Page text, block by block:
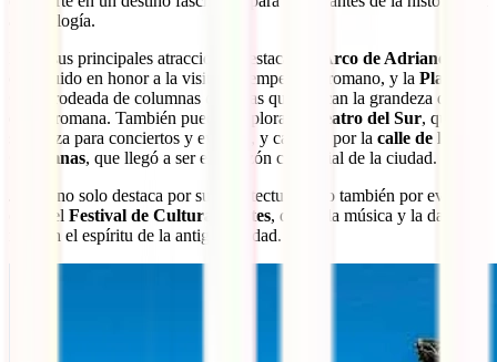
arqueología.
Entre sus principales atracciones destacan el
Arco de Adriano
construido en honor a la visita del emperador romano, y la Plaza
, rodeada de columnas corintias que evocan la grandeza de la
época romana. También puedes explorar el
Teatro del Sur, que aún
se utiliza para conciertos y eventos, y caminar por la calle de las
Columnas, que llegó a ser el corazón comercial de la ciudad.
Jerash no solo destaca por su arquitectura, sino también por eventos
como el Festival de Cultura y Artes, donde la música y la danza
reviven el espíritu de la antigua ciudad.